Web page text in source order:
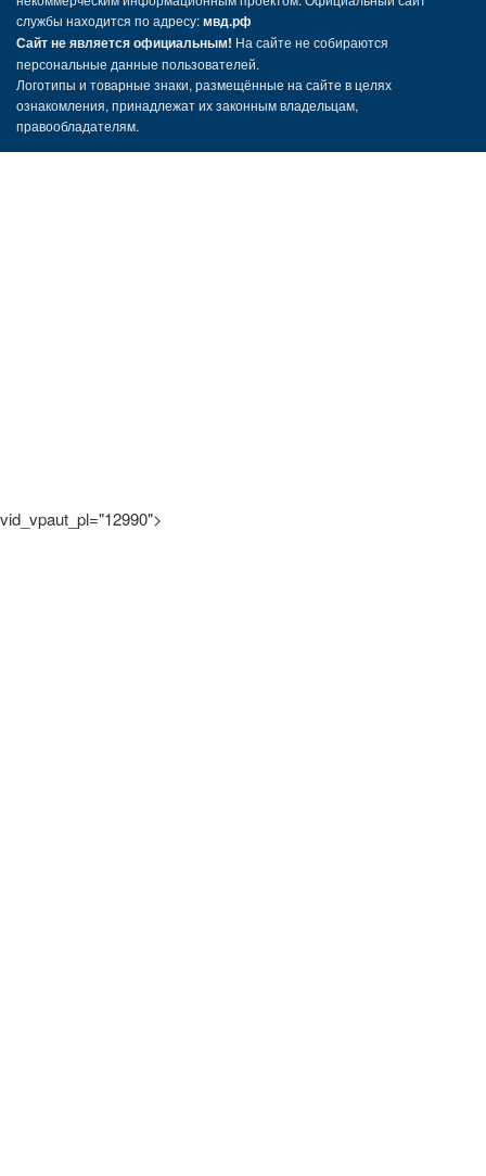
службы находится по адресу:мвд.рф
Сайт не является официальным! На сайте не собираются
персональные данные пользователей.
Логотипы и товарные знаки, размещённые на сайте в целях
ознакомления, принадлежат их законным владельцам,
правообладателям.
vid_vpaut_pl="12990">